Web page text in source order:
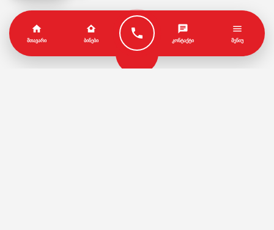
ᲛᲗᲐᲕᲐᲠᲘ ᲑᲘᲜᲔᲑᲘ ᲙᲝᲜᲢᲐᲥᲢᲘ ᲛᲔᲜᲘᲣ